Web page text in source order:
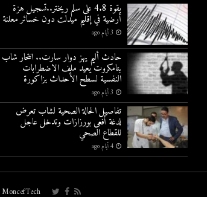
بقوة 4.8 على سلم ريختر..تسجيل هزة
أرضية في إقليم ميدلت دون خسائر معلنة
3 أيام ago
حادث أليم يهز دوار سارت.. انتحار شاب
بتامكروت يعيد ملف الاضطرابات
النفسية لسطح الأحداث بزاكورة
3 أيام ago
تفاصيل الحالة الصحية لشاب تعرض
لدغة أفعى بورزازات وتدخل عاجل
للقطاع الصحي
4 أيام ago
MoncefTech